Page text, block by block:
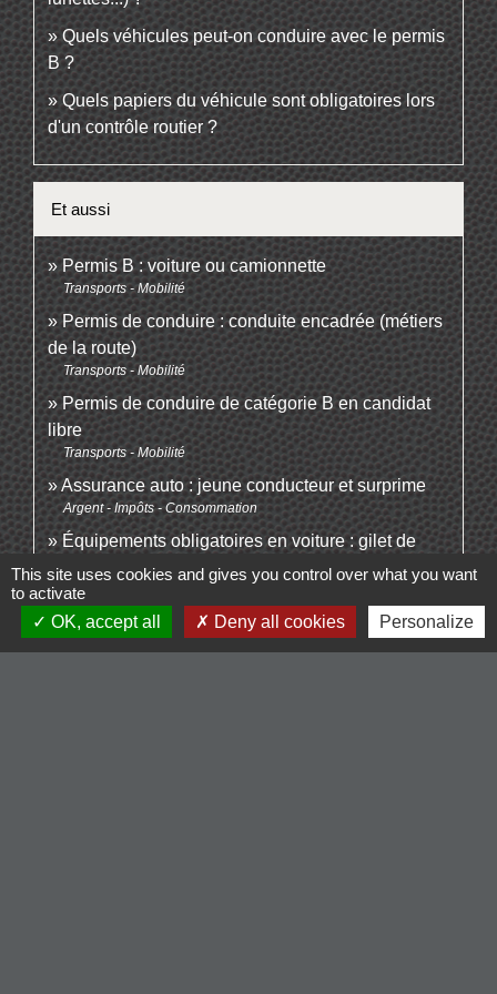
Quels véhicules peut-on conduire avec le permis
B ?
Quels papiers du véhicule sont obligatoires lors
d'un contrôle routier ?
Et aussi
Permis B : voiture ou camionnette
Transports - Mobilité
Permis de conduire : conduite encadrée (métiers
de la route)
Transports - Mobilité
Permis de conduire de catégorie B en candidat
libre
Transports - Mobilité
Assurance auto : jeune conducteur et surprime
Argent - Impôts - Consommation
Équipements obligatoires en voiture : gilet de
sécurité, triangle...
Transports - Mobilité
Signaler une erreur sur cette page
This site uses cookies and gives you control over what you want
to activate
OK, accept all
Deny all cookies Personalize